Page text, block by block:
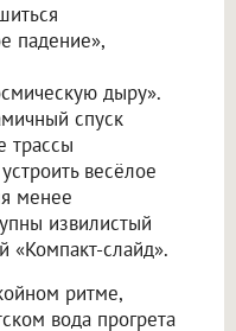
падение»,
дыру».
спуск
трассы
весёлое
менее
извилистый
«Компакт-слайд».
ритме,
вода прогрета